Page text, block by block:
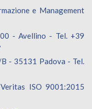
e Management
- Avellino - Tel. +39
- 35131 Padova - Tel.
ISO 9001:2015